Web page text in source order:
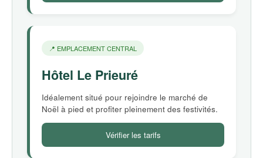
📍 EMPLACEMENT CENTRAL
Hôtel Le Prieuré
Idéalement situé pour rejoindre le marché de
Noël à pied et profiter pleinement des festivités.
Vérifier les tarifs